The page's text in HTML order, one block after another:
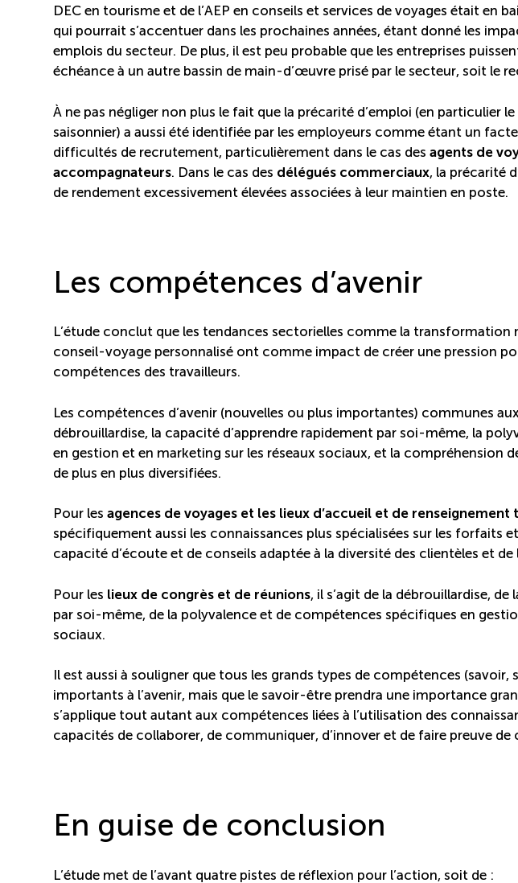
DEC en tourisme et de l’AEP en conseils et services de voyages était en
qui pourrait s’accentuer dans les prochaines années, étant donné les
emplois du secteur. De plus, il est peu probable que les entreprises
échéance à un autre bassin de main-d’œuvre prisé par le secteur, soit le
À ne pas négliger non plus le fait que la précarité d’emploi (en particulier
saisonnier) a aussi été identifiée par les employeurs comme étant un
difficultés de recrutement, particulièrement dans le cas des agents de
accompagnateurs. Dans le cas des délégués commerciaux, la précarité
de rendement excessivement élevées associées à leur maintien en poste.
Les compétences d’avenir
L’étude conclut que les tendances sectorielles comme la transformation
conseil-voyage personnalisé ont comme impact de créer une pression
compétences des travailleurs.
Les compétences d’avenir (nouvelles ou plus importantes) communes
débrouillardise, la capacité d’apprendre rapidement par soi-même, la
en gestion et en marketing sur les réseaux sociaux, et la compréhension
de plus en plus diversifiées.
Pour les agences de voyages et les lieux d’accueil et de renseignement
spécifiquement aussi les connaissances plus spécialisées sur les forfaits
capacité d’écoute et de conseils adaptée à la diversité des clientèles et de
Pour les lieux de congrès et de réunions, il s’agit de la débrouillardise,
par soi-même, de la polyvalence et de compétences spécifiques en
sociaux.
Il est aussi à souligner que tous les grands types de compétences
importants à l’avenir, mais que le savoir-être prendra une importance
s’applique tout autant aux compétences liées à l’utilisation des
capacités de collaborer, de communiquer, d’innover et de faire preuve de
En guise de conclusion
L’étude met de l’avant quatre pistes de réflexion pour l’action, soit de :